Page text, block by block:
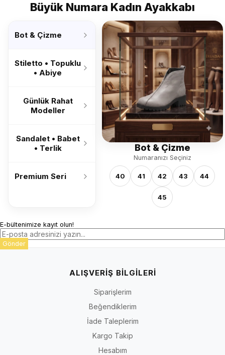
Büyük Numara Kadın Ayakkabı
Bot & Çizme
Stiletto • Topuklu
• Abiye
Günlük Rahat
Modeller
Sandalet • Babet
• Terlik
Premium Seri
’26
Bot & Çizme
Numaranızı Seçiniz
40 41 42 43 44
45
E-bültenimize kayıt olun!
Gönder
ALIŞVERİŞ BİLGİLERİ
Siparişlerim
Beğendiklerim
İade Taleplerim
Kargo Takip
Hesabım